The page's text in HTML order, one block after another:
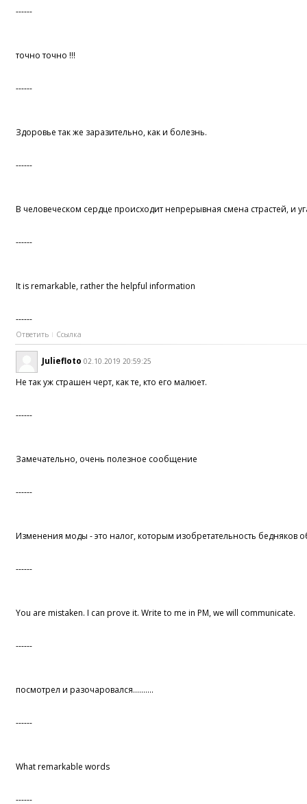
------
точно точно !!!
------
Здоровье так же заразительно, как и болезнь.
------
В человеческом сердце происходит непрерывная смена страстей, и
------
It is remarkable, rather the helpful information
------
Ответить Ссылка
Juliefloto 02.10.2019 20:59:25
Не так уж страшен черт, как те, кто его малюет.
------
Замечательно, очень полезное сообщение
------
Изменения моды - это налог, которым изобретательность бедняков
------
You are mistaken. I can prove it. Write to me in PM, we will communicate.
------
посмотрел и разочаровался..........
------
What remarkable words
------